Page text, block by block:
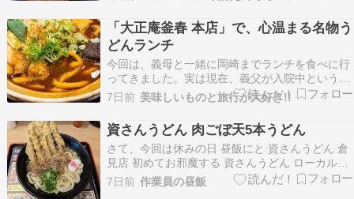
はほぼ満席。空いている数席に着席後、肉野菜う
どん（￥950）をオーダー。※前回訪問時の記事
→2026/4の記事程なくして着丼。温かいお汁のう
どん…
「大正庵釜春 本店」で、心温まる名物う
どんランチ
今回は、義母と一緒に岡崎までランチを食べに行
ってきました。実は現在、義父が入院中というこ
ともあり、おうちで一人で過ごす時間が多い義
母。「一人だとやっぱり寂しいですもんね」とい
うことで、気分転換も兼ねてみんなで美味しいご
はんを食べに出かけることにしました。向かった
のは、岡崎のうど…
7日前 美味しいものと旅行が大好き!!
資さんうどん 肉ごぼ天5本うどん
さて、今回は休みの日 昼飯にと 資さんうどん 倉
見店 初めてお邪魔する 資さんうどん ローカルチ
ェーン好きとしては 北九州に行ったら 食べてみ
ようと思っていたら 向こうから来てくれました
7日前 作業員の昼飯